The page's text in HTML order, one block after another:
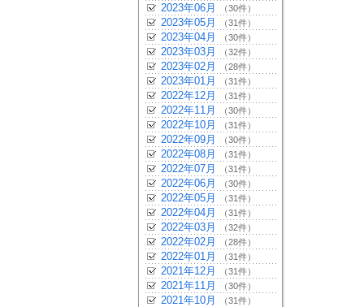
2023年06月 （30件）
2023年05月 （31件）
2023年04月 （30件）
2023年03月 （32件）
2023年02月 （28件）
2023年01月 （31件）
2022年12月 （31件）
2022年11月 （30件）
2022年10月 （31件）
2022年09月 （30件）
2022年08月 （31件）
2022年07月 （31件）
2022年06月 （30件）
2022年05月 （31件）
2022年04月 （31件）
2022年03月 （32件）
2022年02月 （28件）
2022年01月 （31件）
2021年12月 （31件）
2021年11月 （30件）
2021年10月 （31件）